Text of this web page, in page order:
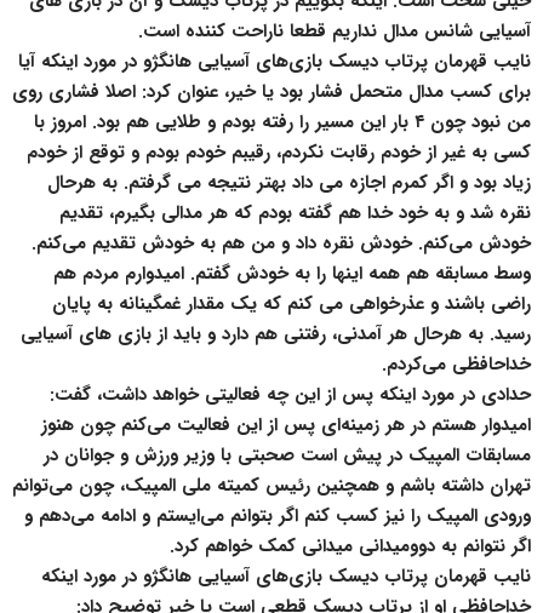
آسیایی شانس مدال نداریم قطعا ناراحت کننده است.
نایب قهرمان پرتاب دیسک بازی‌های آسیایی هانگژو در مورد اینکه آیا
برای کسب مدال متحمل فشار بود یا خیر، عنوان کرد: اصلا فشاری روی
من نبود چون ۴ بار این مسیر را رفته بودم و طلایی هم بود. امروز با
کسی به غیر از خودم رقابت نکردم، رقیبم خودم بودم و توقع از خودم
زیاد بود و اگر کمرم اجازه می داد بهتر نتیجه می گرفتم. به هرحال
نقره شد و به خود خدا هم گفته بودم که هر مدالی بگیرم، تقدیم
خودش می‌کنم. خودش نقره داد و من هم به خودش تقدیم می‌کنم.
وسط مسابقه هم همه اینها را به خودش گفتم. امیدوارم مردم هم
راضی باشند و عذرخواهی می کنم که یک مقدار غمگینانه به پایان
رسید. به هرحال هر آمدنی، رفتنی هم دارد و باید از بازی های آسیایی
خداحافظی می‌کردم.
حدادی در مورد اینکه پس از این چه فعالیتی خواهد داشت، گفت:
امیدوار هستم در هر زمینه‌ای پس از این فعالیت می‌کنم چون هنوز
مسابقات المپیک در پیش است صحبتی با وزیر ورزش و جوانان در
تهران داشته باشم و همچنین رئیس کمیته ملی المپیک، چون می‌توانم
ورودی المپیک را نیز کسب کنم اگر بتوانم می‌ایستم و ادامه می‌دهم و
اگر نتوانم به دوومیدانی میدانی کمک خواهم کرد.
نایب قهرمان پرتاب دیسک بازی‌های آسیایی هانگژو در مورد اینکه
خداحافظی او از پرتاب دیسک قطعی است یا خیر توضیح داد: